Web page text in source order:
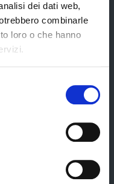
dei dati web,
combinarle
loro o che hanno